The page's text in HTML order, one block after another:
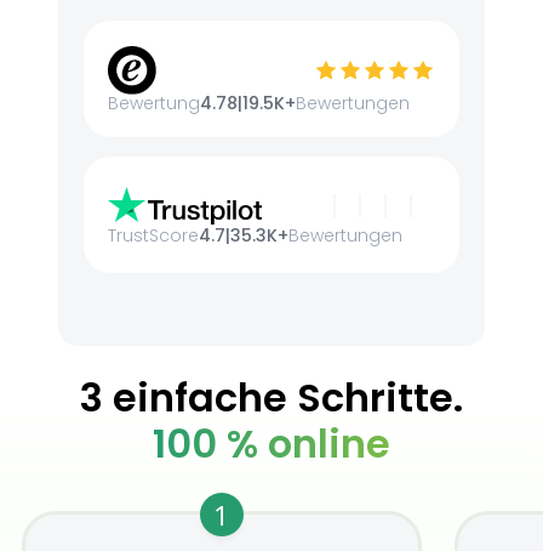
Bewertung4.78|19.5K+Bewertungen
TrustScore4.7|35.3K+Bewertungen
3 einfache Schritte.
100 % online
1